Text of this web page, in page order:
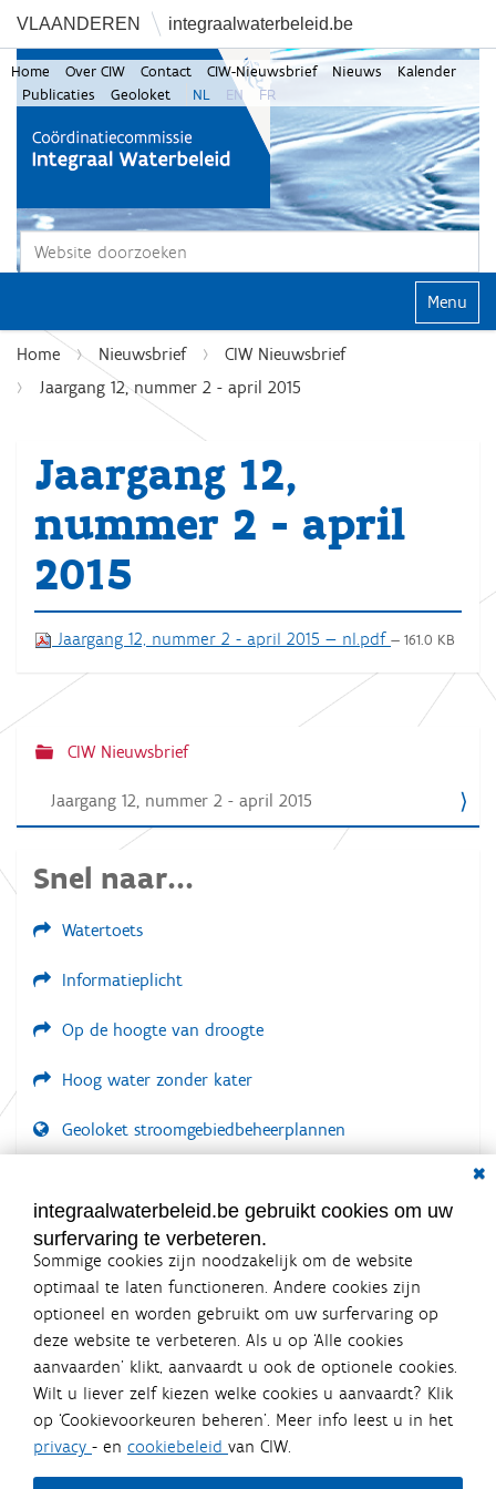
VLAANDEREN integraalwaterbeleid.be
Zoek
Home Over CIW Contact CIW-Nieuwsbrief Nieuws
Kalender
Publicaties
Geoloket NL EN FR
Klap
Home Nieuwsbrief
CIW Nieuwsbrief
Jaargang 12, nummer 2 - april 2015
Jaargang 12,
nummer 2 - april
2015
Jaargang 12, nummer 2 - april 2015 — nl.pdf — 161.0 KB
N
v
g
a
i
e
CIW Nieuwsbrief
Jaargang 12, nummer 2 - april 2015
Snel naar...
Watertoets
Informatieplicht
Op de hoogte van droogte
Hoog water zonder kater
Geoloket stroomgebiedbeheerplannen
LOGIN VEREIST
integraalwaterbeleid.be gebruikt cookies om uw
surfervaring te verbeteren.
Sommige cookies zijn noodzakelijk om de website
optimaal te laten functioneren. Andere cookies zijn
optioneel en worden gebruikt om uw surfervaring op
deze website te verbeteren. Als u op ‘Alle cookies
aanvaarden’ klikt, aanvaardt u ook de optionele cookies.
Wilt u liever zelf kiezen welke cookies u aanvaardt? Klik
op ‘Cookievoorkeuren beheren’. Meer info leest u in het
privacy - en cookiebeleid van CIW.
Integraalwaterbeleid.be is een
officiële website van de Vlaamse
overheid
uitgegeven door Coördinatiecommissie Integraal
Waterbeleid
De Coördinatiecommissie Integraal Waterbeleid (CIW) is een